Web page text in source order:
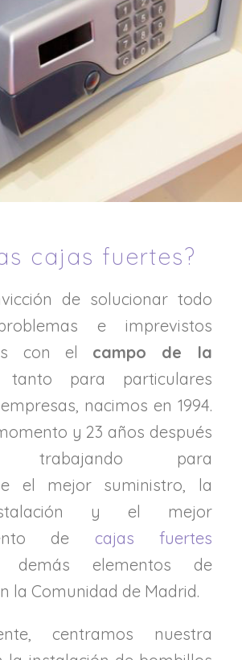
cajas fuertes?
de solucionar todo
e imprevistos
con el campo de la
para particulares
nacimos en 1994.
y 23 años después
trabajando para
el mejor suministro, la
y el mejor
de cajas fuertes
elementos de
la Comunidad de Madrid.
centramos nuestra